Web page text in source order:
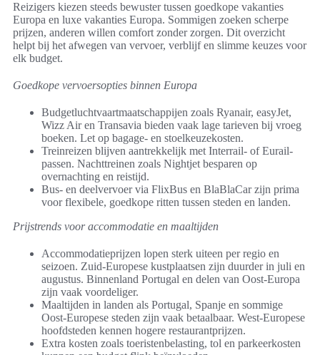
Reizigers kiezen steeds bewuster tussen goedkope vakanties
Europa en luxe vakanties Europa. Sommigen zoeken scherpe
prijzen, anderen willen comfort zonder zorgen. Dit overzicht
helpt bij het afwegen van vervoer, verblijf en slimme keuzes voor
elk budget.
Goedkope vervoersopties binnen Europa
Budgetluchtvaartmaatschappijen zoals Ryanair, easyJet,
Wizz Air en Transavia bieden vaak lage tarieven bij vroeg
boeken. Let op bagage- en stoelkeuzekosten.
Treinreizen blijven aantrekkelijk met Interrail- of Eurail-
passen. Nachttreinen zoals Nightjet besparen op
overnachting en reistijd.
Bus- en deelvervoer via FlixBus en BlaBlaCar zijn prima
voor flexibele, goedkope ritten tussen steden en landen.
Prijstrends voor accommodatie en maaltijden
Accommodatieprijzen lopen sterk uiteen per regio en
seizoen. Zuid-Europese kustplaatsen zijn duurder in juli en
augustus. Binnenland Portugal en delen van Oost-Europa
zijn vaak voordeliger.
Maaltijden in landen als Portugal, Spanje en sommige
Oost-Europese steden zijn vaak betaalbaar. West-Europese
hoofdsteden kennen hogere restaurantprijzen.
Extra kosten zoals toeristenbelasting, tol en parkeerkosten